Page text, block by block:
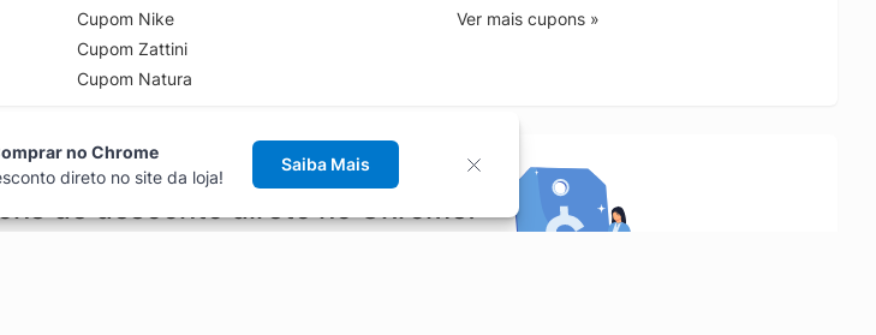
Cupom Nike
Cupom Zattini
Cupom Natura
Ver mais cupons »
de desconto direto no Chrome!
no Chrome
direto no site da loja!
Saiba Mais